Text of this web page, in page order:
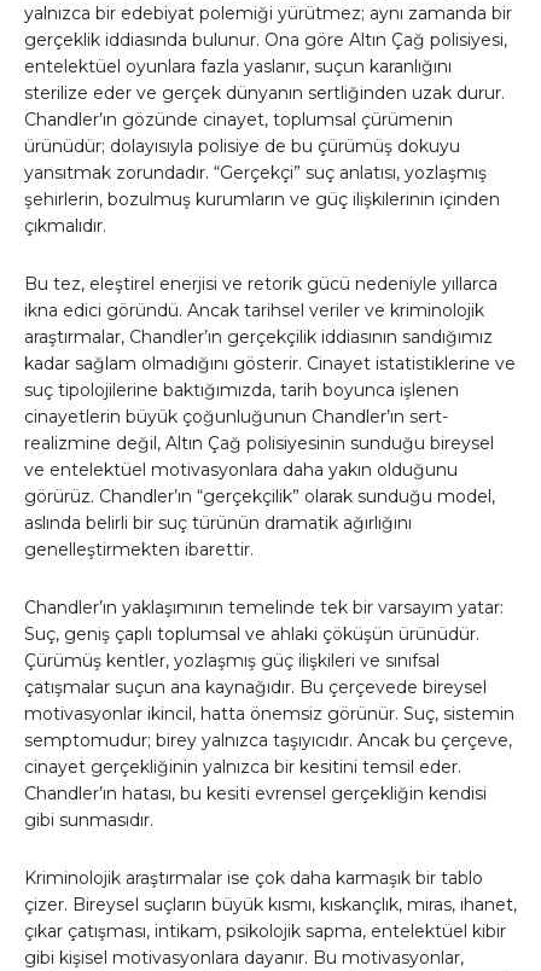
yalnızca bir edebiyat polemiği yürütmez; aynı zamanda bir
gerçeklik iddiasında bulunur. Ona göre Altın Çağ polisiyesi,
entelektüel oyunlara fazla yaslanır, suçun karanlığını
sterilize eder ve gerçek dünyanın sertliğinden uzak durur.
Chandler’ın gözünde cinayet, toplumsal çürümenin
ürünüdür; dolayısıyla polisiye de bu çürümüş dokuyu
yansıtmak zorundadır. “Gerçekçi” suç anlatısı, yozlaşmış
şehirlerin, bozulmuş kurumların ve güç ilişkilerinin içinden
çıkmalıdır.
Bu tez, eleştirel enerjisi ve retorik gücü nedeniyle yıllarca
ikna edici göründü. Ancak tarihsel veriler ve kriminolojik
araştırmalar, Chandler’ın gerçekçilik iddiasının sandığımız
kadar sağlam olmadığını gösterir. Cinayet istatistiklerine ve
suç tipolojilerine baktığımızda, tarih boyunca işlenen
cinayetlerin büyük çoğunluğunun Chandler’ın sert-
realizmine değil, Altın Çağ polisiyesinin sunduğu bireysel
ve entelektüel motivasyonlara daha yakın olduğunu
görürüz. Chandler’ın “gerçekçilik” olarak sunduğu model,
aslında belirli bir suç türünün dramatik ağırlığını
genelleştirmekten ibarettir.
Chandler’ın yaklaşımının temelinde tek bir varsayım yatar:
Suç, geniş çaplı toplumsal ve ahlaki çöküşün ürünüdür.
Çürümüş kentler, yozlaşmış güç ilişkileri ve sınıfsal
çatışmalar suçun ana kaynağıdır. Bu çerçevede bireysel
motivasyonlar ikincil, hatta önemsiz görünür. Suç, sistemin
semptomudur; birey yalnızca taşıyıcıdır. Ancak bu çerçeve,
cinayet gerçekliğinin yalnızca bir kesitini temsil eder.
Chandler’ın hatası, bu kesiti evrensel gerçekliğin kendisi
gibi sunmasıdır.
Kriminolojik araştırmalar ise çok daha karmaşık bir tablo
çizer. Bireysel suçların büyük kısmı, kıskançlık, miras, ihanet,
çıkar çatışması, intikam, psikolojik sapma, entelektüel kibir
gibi kişisel motivasyonlara dayanır. Bu motivasyonlar,